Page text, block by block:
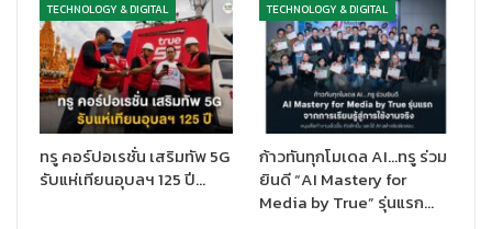
AI and Healthcareผสมผสานเทคโนโลยีเข้ากับศาสตร์การ
แพทย์ อำนวยความสะดวกให้ผู้ป่วยสามารถเข้าถึงการรักษา
โดยเฉพาะในยามเกิดโรคระบาดจนไม่สามารถไปโรงพยาบาล
ได้ตามปกติ โดยพยายามใช้ AI เข้ามาช่วยตั้งแต่การวินิจฉัย
โรค (Medical Diagnosis) โดยวิเคราะห์จากประวัติคนไข้ ผล
ตรวจจากแล็บ หรือเสียงสนทนาของผู้ป่วย ล่าสุด มีการพัฒนา
AI ให้สามารถจำลองโครงสร้างโปรตีนของเชื้อ SARS-CoV2
แบบ 3 มิติ เพื่อต่อยอดสู่การรักษาโรคอุบัติใหม่อย่าง COVID-
TECHNOLOGY & DIGITAL
ทรู คอร์ปอเรชั่น เสริมทัพ 5G
รับแห่เทียนอุบลฯ 125 ปี…
TECHNOLOGY & DIGITAL
ก้าวทันทุกโมเดล AI…ทรู ร่วม
ยินดี “AI Mastery for
Media by True” รุ่นแรก…